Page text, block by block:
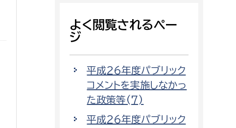
よく閲覧されるペー
ジ
平成26年度パブリック
コメントを実施しなかっ
た政策等(7)
平成26年度パブリック